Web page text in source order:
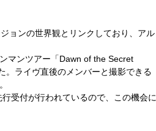
ョンの世界観とリンクしており、アル
マンツアー「Dawn of the Secret
。ライヴ直後のメンバーと撮影できる
受付が行われているので、この機会に